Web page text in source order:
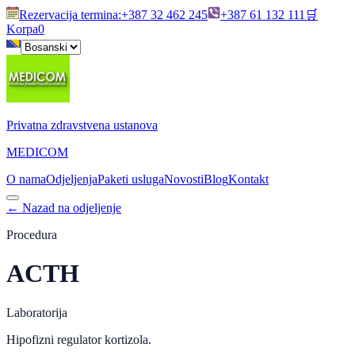
Rezervacija termina:+387 32 462 245 +387 61 132 111 🛒
Korpa0
Privatna zdravstvena ustanova
MEDICOM
O namaOdjeljenjaPaketi uslugaNovostiBlogKontakt
← Nazad na odjeljenje
Procedura
ACTH
Laboratorija
Hipofizni regulator kortizola.